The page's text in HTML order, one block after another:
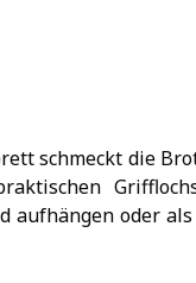
schmeckt die
aufhängen oder